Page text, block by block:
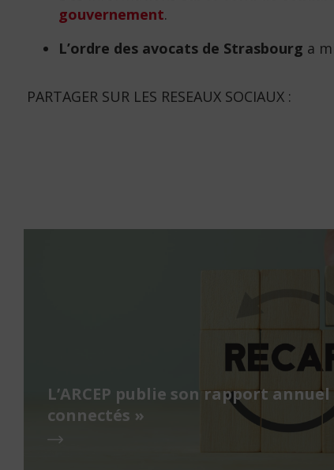
gouvernement.
L’ordre des avocats de Strasbourg a
PARTAGER SUR LES RESEAUX SOCIAUX :
L’ARCEP publie son rapport
connectés »